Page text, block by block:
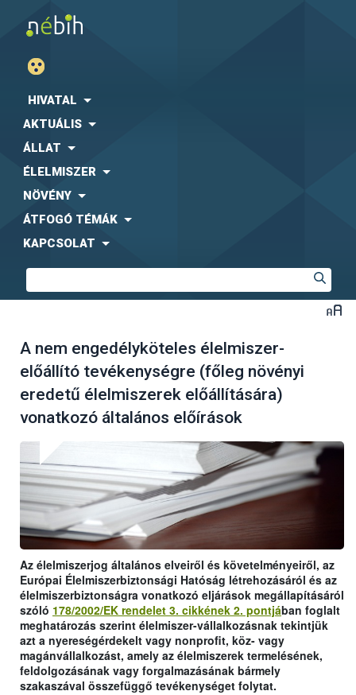
HIVATAL
AKTUÁLIS
ÁLLAT
ÉLELMISZER
NÖVÉNY
ÁTFOGÓ TÉMÁK
KAPCSOLAT
A nem engedélyköteles élelmiszer-
előállító tevékenységre (főleg növényi
eredetű élelmiszerek előállítására)
vonatkozó általános előírások
Az élelmiszerjog általános elveiről és követelményeiről, az
Európai Élelmiszerbiztonsági Hatóság létrehozásáról és az
élelmiszerbiztonságra vonatkozó eljárások megállapításáról
szóló 178/2002/EK rendelet 3. cikkének 2. pontjában foglalt
meghatározás szerint élelmiszer-vállalkozásnak tekintjük
azt a nyereségérdekelt vagy nonprofit, köz- vagy
magánvállalkozást, amely az élelmiszerek termelésének,
feldolgozásának vagy forgalmazásának bármely
szakaszával összefüggő tevékenységet folytat.